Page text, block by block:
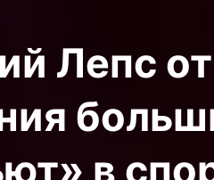
Лепс
в